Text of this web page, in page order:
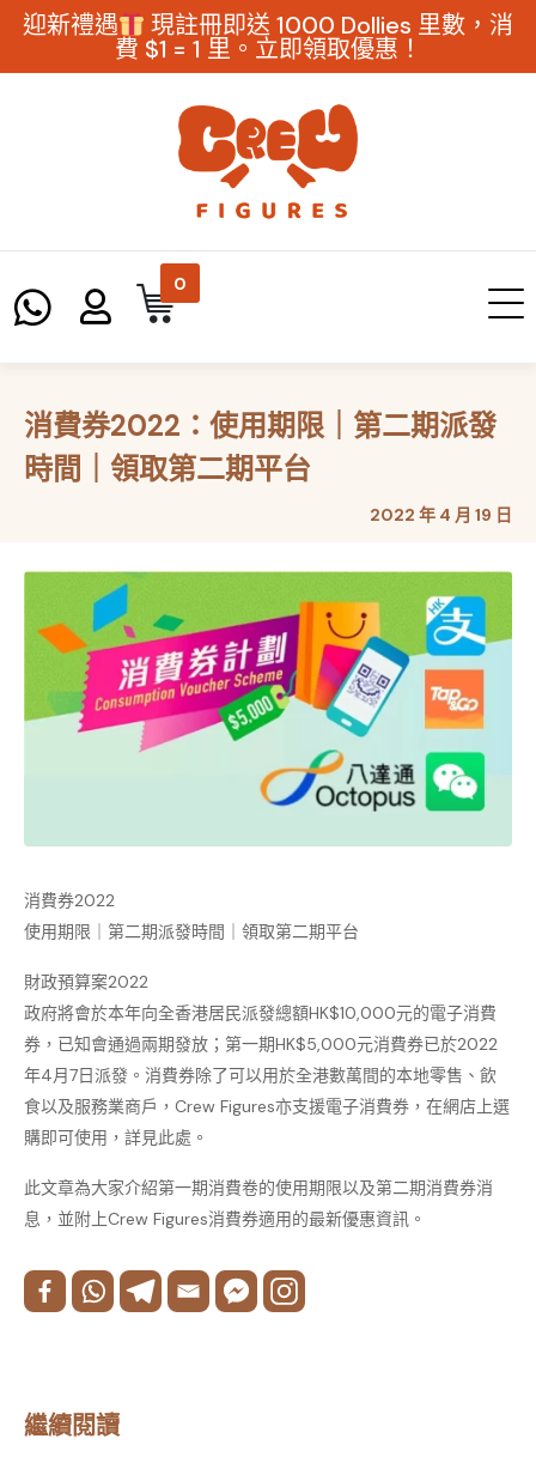
迎新禮遇 現註冊即送 1000 Dollies 里數，消
費 $1 = 1 里。立即領取優惠！
0
消費券2022：使用期限｜第二期派發
時間｜領取第二期平台
2022 年 4 月 19 日
消費券2022
使用期限｜第二期派發時間｜領取第二期平台
財政預算案2022
政府將會於本年向全香港居民派發總額HK$10,000元的電子消費
券，已知會通過兩期發放；第一期HK$5,000元消費券已於2022
年4月7日派發。消費券除了可以用於全港數萬間的本地零售、飲
食以及服務業商戶，Crew Figures亦支援電子消費券，在網店上選
購即可使用，詳見此處。
此文章為大家介紹第一期消費卷的使用期限以及第二期消費券消
息，並附上Crew Figures消費券適用的最新優惠資訊。
繼續閱讀